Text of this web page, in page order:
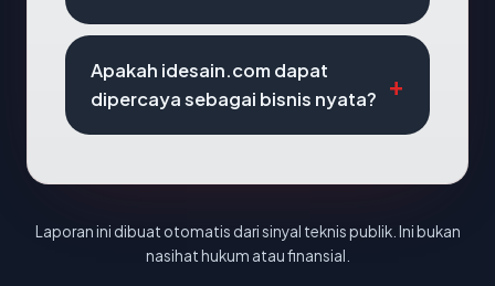
Apakah idesain.com dapat
dipercaya sebagai bisnis nyata?
Laporan ini dibuat otomatis dari sinyal teknis publik. Ini bukan
nasihat hukum atau finansial.